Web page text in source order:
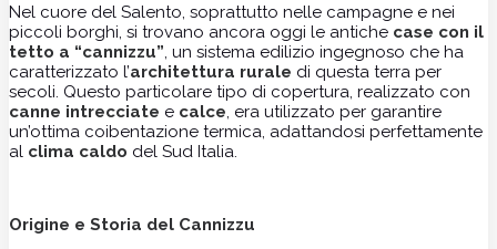
Nel cuore del Salento, soprattutto nelle campagne e nei
piccoli borghi, si trovano ancora oggi le antiche case con il
tetto a “cannizzu”, un sistema edilizio ingegnoso che ha
caratterizzato l’architettura rurale di questa terra per
secoli. Questo particolare tipo di copertura, realizzato con
canne intrecciate e calce, era utilizzato per garantire
un’ottima coibentazione termica, adattandosi perfettamente
al clima caldo del Sud Italia.
Origine e Storia del Cannizzu